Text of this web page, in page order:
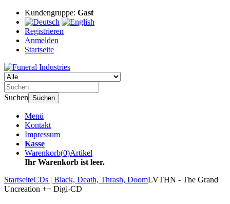
Kundengruppe: Gast
Registrieren
Anmelden
Startseite
Suchen Suchen
Menü
Kontakt
Impressum
Kasse
Warenkorb(0)Artikel
Ihr Warenkorb ist leer.
StartseiteCDs | Black, Death, Thrash, DoomLVTHN - The Grand
Uncreation ++ Digi-CD